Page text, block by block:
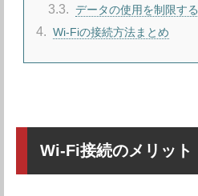
3.3 データの使用を制限する
4 Wi-Fiの接続方法まとめ
Wi-Fi接続のメリット